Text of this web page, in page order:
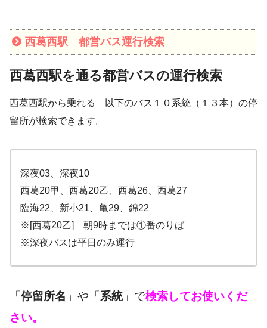
西葛西駅 都営バス運行検索
西葛西駅を通る都営バスの運行検索
西葛西駅から乗れる 以下のバス１０系統（１３本）の停
留所が検索できます。
深夜03、深夜10
西葛20甲、西葛20乙、西葛26、西葛27
臨海22、新小21、亀29、錦22
※[西葛20乙] 朝9時までは①番のりば
※深夜バスは平日のみ運行
「 停留所名 」や「 系統」で検索してお使いくだ
さい。